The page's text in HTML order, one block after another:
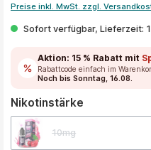
Preise inkl. MwSt. zzgl.
Sofort verfügbar, Lieferzeit:
Aktion: 15 % Rabatt mit
Rabattcode einfach im
Noch bis Sonntag, 16.08.
Nikotinstärke
10mg